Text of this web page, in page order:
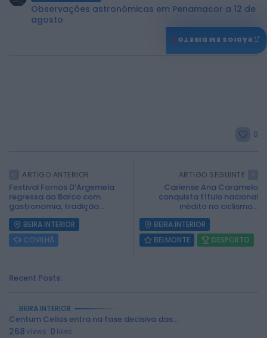
Observações astronómicas em Penamacor a 12 de
agosto
0
ARTIGO ANTERIOR
Festival Fornos D’Argemela
regressa ao Barco com
gastronomia, tradição...
BEIRA INTERIOR
COVILHÃ
ARTIGO SEGUINTE
Cariense Ana Caramelo
conquista título nacional
inédito no ciclismo...
BEIRA INTERIOR
BELMONTE
DESPORTO
Recent Posts:
BEIRA INTERIOR
Centum Cellas entra na fase decisiva das...
268views 0 likes
♫
RÁDIOS EM DIRETO